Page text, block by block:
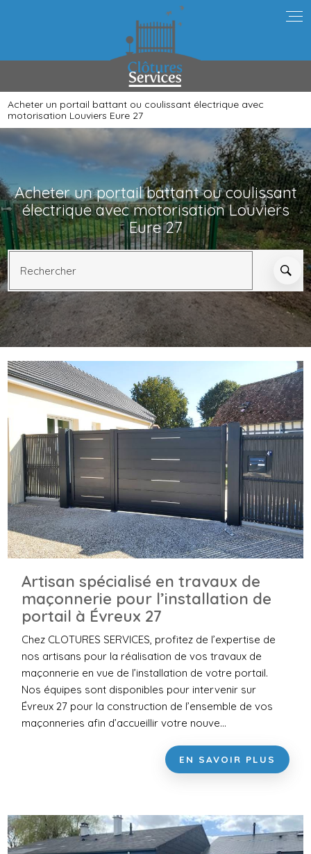
Acheter un portail battant ou coulissant électrique avec
motorisation Louviers Eure 27
Acheter un portail battant ou coulissant
électrique avec motorisation Louviers
Eure 27
Rechercher
Artisan spécialisé en travaux de
maçonnerie pour l’installation de
portail à Évreux 27
Chez CLOTURES SERVICES, profitez de l’expertise de
nos artisans pour la réalisation de vos travaux de
maçonnerie en vue de l’installation de votre portail.
Nos équipes sont disponibles pour intervenir sur
Évreux 27 pour la construction de l’ensemble de vos
maçonneries afin d’accueillir votre nouve...
EN SAVOIR PLUS